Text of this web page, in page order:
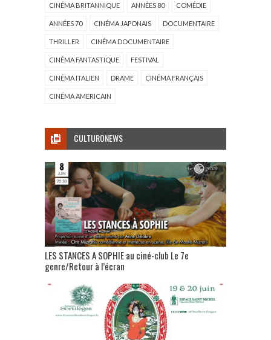
CINÉMA BRITANNIQUE ANNÉES 80 COMÉDIE
ANNÉES 70 CINÉMA JAPONAIS DOCUMENTAIRE
THRILLER CINÉMA DOCUMENTAIRE
CINÉMA FANTASTIQUE FESTIVAL
CINÉMA ITALIEN DRAME CINÉMA FRANÇAIS
CINÉMA AMERICAIN
CULTURONEWS
LES STANCES A SOPHIE au ciné-club Le 7e
genre/Retour à l’écran